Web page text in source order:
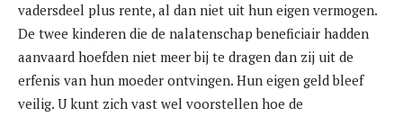
vadersdeel plus rente, al dan niet uit hun eigen vermogen.
De twee kinderen die de nalatenschap beneficiair hadden
aanvaard hoefden niet meer bij te dragen dan zij uit de
erfenis van hun moeder ontvingen. Hun eigen geld bleef
veilig. U kunt zich vast wel voorstellen hoe de